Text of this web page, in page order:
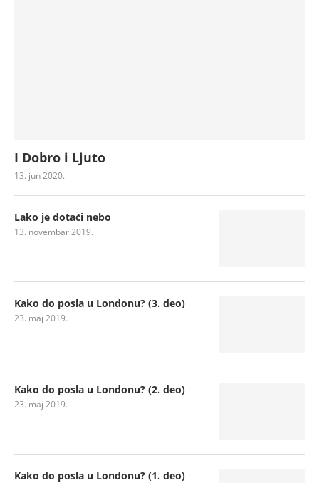
I Dobro i Ljuto
13. jun 2020.
Lako je dotaći nebo
13. novembar 2019.
Kako do posla u Londonu? (3. deo)
23. maj 2019.
Kako do posla u Londonu? (2. deo)
23. maj 2019.
Kako do posla u Londonu? (1. deo)